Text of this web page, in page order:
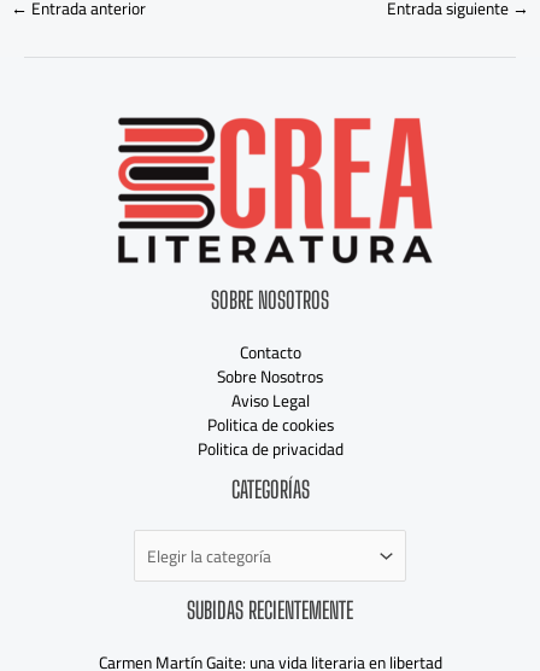
← Entrada anterior Entrada siguiente→
SOBRE NOSOTROS
Contacto
Sobre Nosotros
Aviso Legal
Politica de cookies
Politica de privacidad
CATEGORÍAS
SUBIDAS RECIENTEMENTE
Carmen Martín Gaite: una vida literaria en libertad